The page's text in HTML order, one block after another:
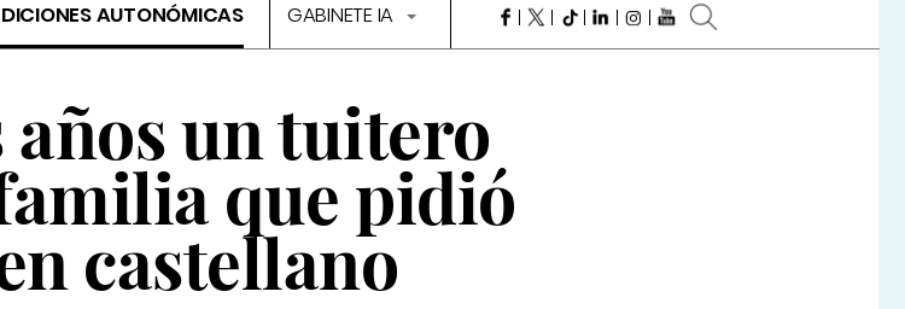
AUTONÓMICAS GABINETE IA
años un tuitero
que pidió
castellano